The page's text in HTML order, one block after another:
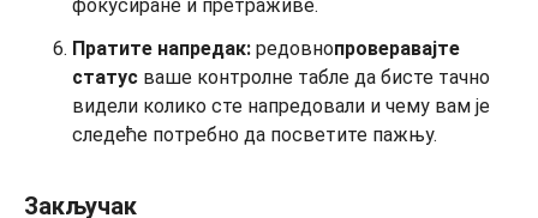
фокусиране и претраживе.
Пратите напредак: редовнопроверавајте
статус ваше контролне табле да бисте тачно
видели колико сте напредовали и чему вам је
следеће потребно да посветите пажњу.
Закључак